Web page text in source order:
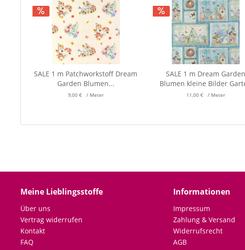
SALE 1 m Patchworkstoff Dream
Garden Blumen...
9,00 € / Meter
SALE 1 m Dream Garden
Blumen kleine Bilder
11,00 € / Meter
Meine Lieblingsstoffe
Über uns
Vertrag widerrufen
Kontakt
FAQ
Informationen
Impressum
Zahlung & Versand
Widerrufsrecht
AGB